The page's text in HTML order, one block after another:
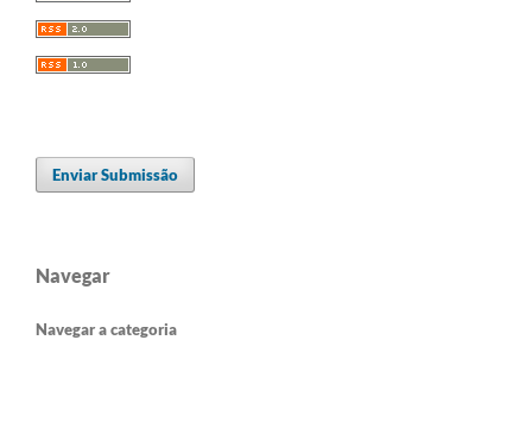
Enviar Submissão
Navegar
Navegar a categoria